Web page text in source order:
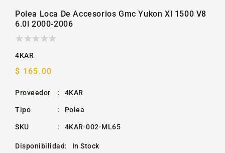
Polea Loca De Accesorios Gmc Yukon Xl 1500 V8
6.0l 2000-2006
4KAR
Precio
$ 165.00
Proveedor : 4KAR
Tipo : Polea
SKU : 4KAR-002-ML65
Disponibilidad: In Stock